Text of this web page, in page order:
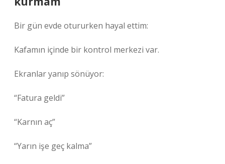
Bir gün evde otururken hayal ettim:
Kafamın içinde bir kontrol merkezi var.
Ekranlar yanıp sönüyor:
“Fatura geldi”
“Karnın aç”
“Yarın işe geç kalma”